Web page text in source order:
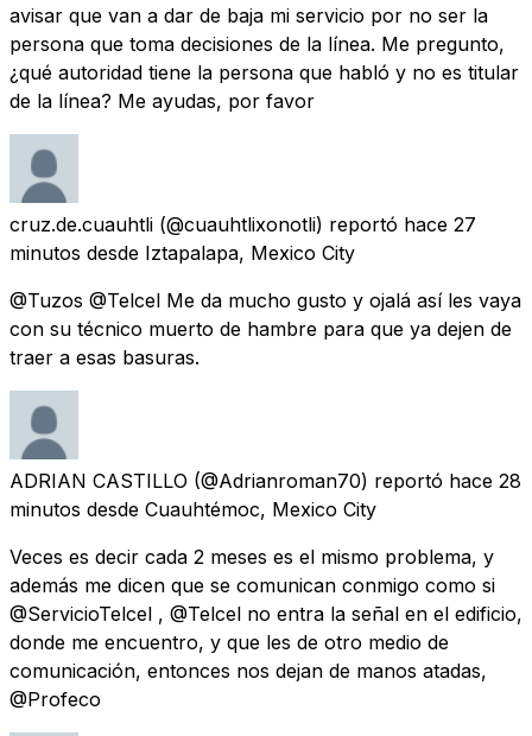
avisar que van a dar de baja mi servicio por no ser la
persona que toma decisiones de la línea. Me pregunto,
¿qué autoridad tiene la persona que habló y no es titular
de la línea? Me ayudas, por favor
cruz.de.cuauhtli (@cuauhtlixonotli) reportó hace 27
minutos desde Iztapalapa, Mexico City
@Tuzos @Telcel Me da mucho gusto y ojalá así les vaya
con su técnico muerto de hambre para que ya dejen de
traer a esas basuras.
ADRIAN CASTILLO (@Adrianroman70) reportó hace 28
minutos desde Cuauhtémoc, Mexico City
Veces es decir cada 2 meses es el mismo problema, y
además me dicen que se comunican conmigo como si
@ServicioTelcel , @Telcel no entra la señal en el edificio,
donde me encuentro, y que les de otro medio de
comunicación, entonces nos dejan de manos atadas,
@Profeco